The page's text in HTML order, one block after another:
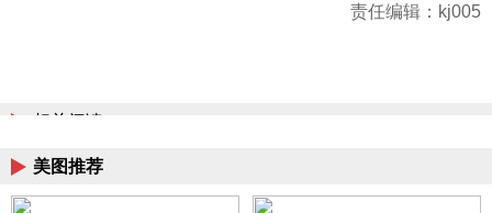
责任编辑：kj005
相关阅读
美图推荐